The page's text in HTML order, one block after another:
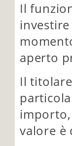
Il
aperto
Il
valore è